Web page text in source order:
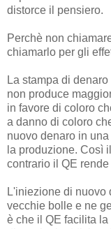
distorce il pensiero.
Perchè non
chiamarlo per gli
La stampa di
non produce
in favore di coloro
a danno di coloro
nuovo denaro in
la produzione. Così
contrario il QE
L'iniezione di nuovo
vecchie bolle e ne
è che il QE facilita